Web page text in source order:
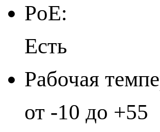
PoE:
Есть
Рабочая
от -10 до +55